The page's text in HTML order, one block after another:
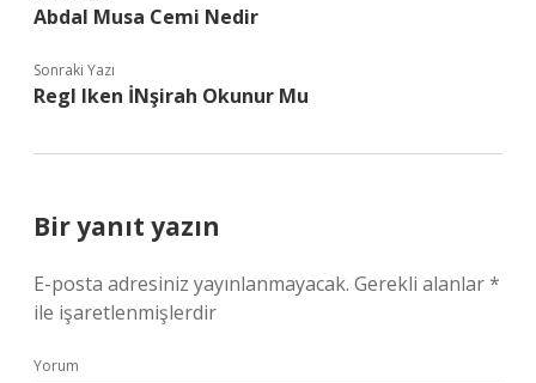
Abdal Musa Cemi Nedir
Sonraki Yazı
Regl Iken İNşirah Okunur Mu
Bir yanıt yazın
E-posta adresiniz yayınlanmayacak. Gerekli alanlar*
ile işaretlenmişlerdir
Yorum